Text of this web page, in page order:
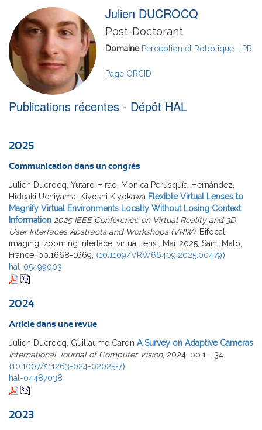
Julien DUCROCQ
Post-Doctorant
Domaine Perception et Robotique - PR
Page ORCID
Publications récentes - Dépôt HAL
2025
Communication dans un congrès
Julien Ducrocq, Yutaro Hirao, Monica Perusquía-Hernández,
Hideaki Uchiyama, Kiyoshi Kiyokawa Flexible Virtual Lenses to
Magnify Virtual Environments Locally Without Losing Context
Information 2025 IEEE Conference on Virtual Reality and 3D
User Interfaces Abstracts and Workshops (VRW), Bifocal
imaging, zooming interface, virtual lens., Mar 2025, Saint Malo,
France. pp.1668-1669, ⟨10.1109/VRW66409.2025.00479⟩
hal-05499003
2024
Article dans une revue
Julien Ducrocq, Guillaume Caron A Survey on Adaptive Cameras
International Journal of Computer Vision, 2024, pp.1 - 34.
⟨10.1007/s11263-024-02025-7⟩
hal-04487038
2023